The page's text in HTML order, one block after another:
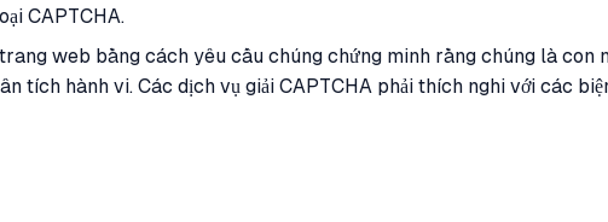
CAPTCHA.
web bằng cách yêu cầu chúng chứng minh rằng chúng là con
tích hành vi. Các dịch vụ giải CAPTCHA phải thích nghi với các